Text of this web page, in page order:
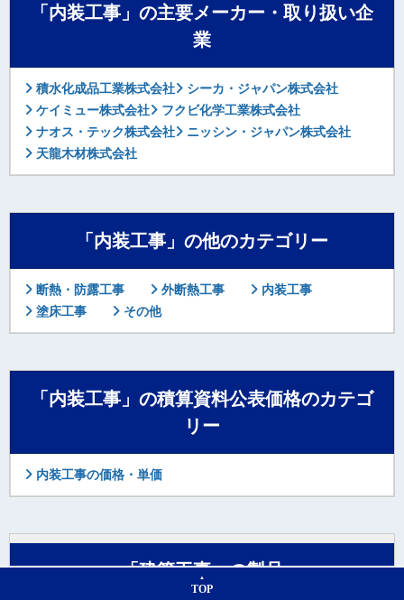
「内装工事」の主要メーカー・取り扱い企
業
積水化成品工業株式会社
シーカ・ジャパン株式会社
ケイミュー株式会社
フクビ化学工業株式会社
ナオス・テック株式会社
ニッシン・ジャパン株式会社
天龍木材株式会社
「内装工事」の他のカテゴリー
断熱・防露工事 外断熱工事
内装工事
塗床工事
その他
「内装工事」の積算資料公表価格のカテゴ
リー
内装工事の価格・単価
「建築工事」の製品
TOP